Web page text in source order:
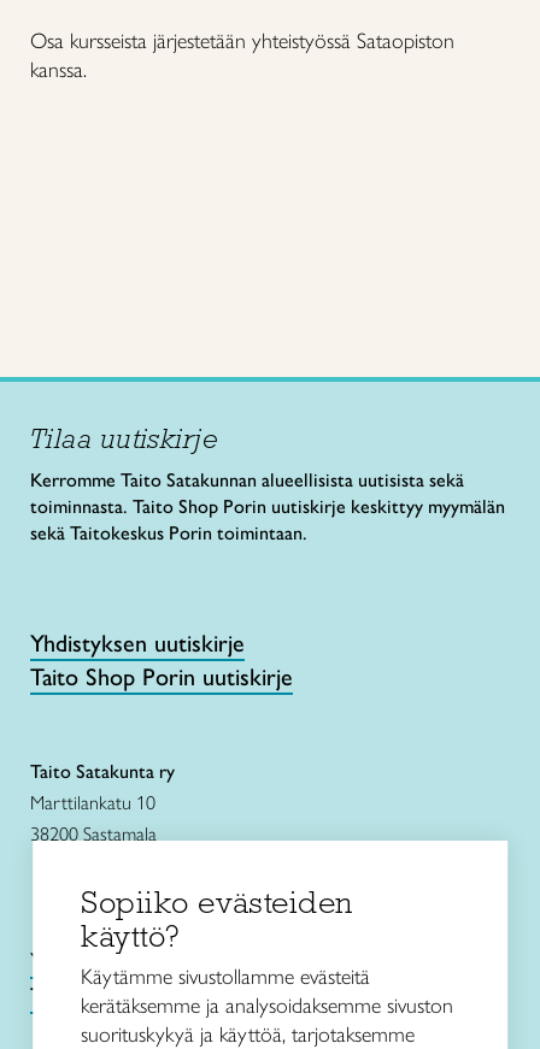
Osa kursseista järjestetään yhteistyössä Sataopiston
kanssa.
Tilaa uutiskirje
Kerromme Taito Satakunnan alueellisista uutisista sekä
toiminnasta. Taito Shop Porin uutiskirje keskittyy myymälän
sekä Taitokeskus Porin toimintaan.
Yhdistyksen uutiskirje
Taito Shop Porin uutiskirje
Taito Satakunta ry
Marttilankatu 10
38200 Sastamala
Yhteystiedot
Tietosuojaseloste
Sopiiko evästeiden
käyttö?
Käytämme sivustollamme evästeitä
kerätäksemme ja analysoidaksemme sivuston
suorituskykyä ja käyttöä, tarjotaksemme